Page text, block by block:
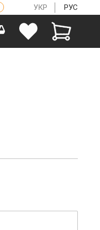
УКР РУС